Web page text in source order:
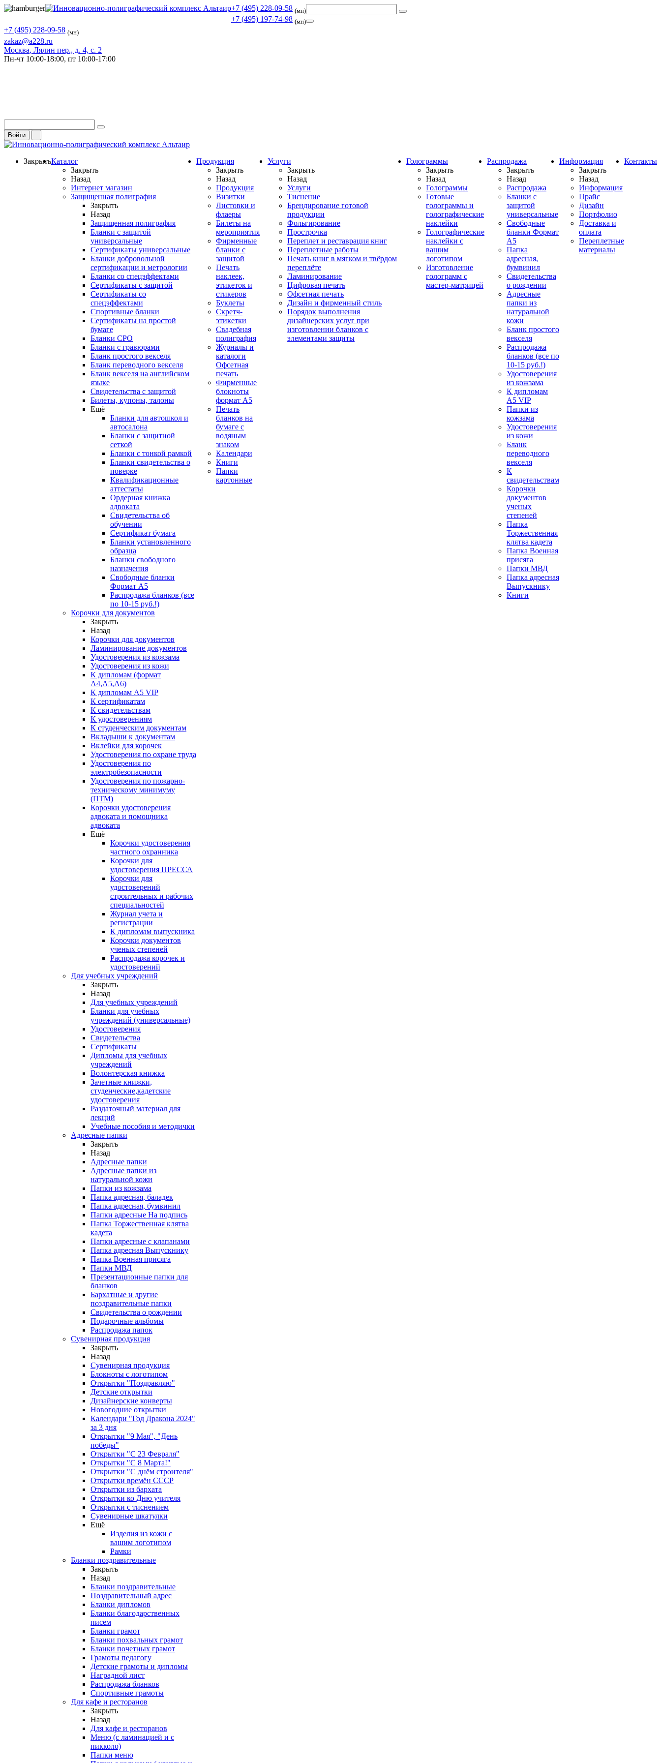
+7 (495) 228-09-58 (мн)
+7 (495) 197-74-98 (мн)
+7 (495) 228-09-58 (мн)
zakaz@a228.ru
Москва, Лялин пер., д. 4, с. 2
Пн-чт 10:00-18:00, пт 10:00-17:00
Войти
ЗакрытьКаталог
Закрыть
Назад
Интернет магазин
Защищенная полиграфия
Закрыть
Назад
Защищенная полиграфия
Бланки с защитой
универсальные
Сертификаты универсальные
Бланки добровольной
сертификации и метрологии
Бланки со спецэффектами
Сертификаты с защитой
Сертификаты со
спецэффектами
Спортивные бланки
Cертификаты на простой
бумаге
Бланки СРО
Бланки с гравюрами
Бланк простого векселя
Бланк переводного векселя
Бланк векселя на английском
языке
Свидетельства с защитой
Билеты, купоны, талоны
Ещё
Бланки для автошкол и
автосалона
Бланки с защитной
сеткой
Бланки с тонкой рамкой
Бланки свидетельства о
поверке
Квалификационные
аттестаты
Ордерная книжка
адвоката
Свидетельства об
обучении
Сертификат бумага
Бланки установленного
образца
Бланки свободного
назначения
Свободные бланки
Формат А5
Распродажа бланков (все
по 10-15 руб.!)
Корочки для документов
Закрыть
Назад
Корочки для документов
Ламинирование документов
Удостоверения из кожзама
Удостоверения из кожи
К дипломам (формат
А4,А5,А6)
К дипломам А5 VIP
К сертификатам
К свидетельствам
К удостоверениям
К студенческим документам
Вкладыши к документам
Вклейки для корочек
Удостоверения по охране труда
Удостоверения по
электробезопасности
Удостоверения по пожарно-
техническому минимуму
(ПТМ)
Корочки удостоверения
адвоката и помощника
адвоката
Ещё
Корочки удостоверения
частного охранника
Корочки для
удостоверения ПРЕССА
Корочки для
удостоверений
строительных и рабочих
специальностей
Журнал учета и
регистрации
К дипломам выпускника
Корочки документов
ученых степеней
Распродажа корочек и
удостоверений
Для учебных учреждений
Закрыть
Назад
Для учебных учреждений
Бланки для учебных
учреждений (универсальные)
Удостоверения
Свидетельства
Сертификаты
Дипломы для учебных
учреждений
Волонтерская книжка
Зачетные книжки,
студенческие,кадетские
удостоверения
Раздаточный материал для
лекций
Учебные пособия и методички
Адресные папки
Закрыть
Назад
Адресные папки
Адресные папки из
натуральной кожи
Папки из кожзама
Папка адресная, баладек
Папка адресная, бумвинил
Папки адресные На подпись
Папка Торжественная клятва
кадета
Папки адресные с клапанами
Папка адресная Выпускнику
Папка Военная присяга
Папки МВД
Презентационные папки для
бланков
Бархатные и другие
поздравительные папки
Свидетельства о рождении
Подарочные альбомы
Распродажа папок
Сувенирная продукция
Закрыть
Назад
Сувенирная продукция
Блокноты с логотипом
Открытки "Поздравляю"
Детские открытки
Дизайнерские конверты
Новогодние открытки
Календари "Год Дракона 2024"
за 3 дня
Открытки "9 Мая", "День
победы"
Открытки "С 23 Февраля"
Открытки "С 8 Марта!"
Открытки "С днём строителя"
Открытки времён СССР
Открытки из бархата
Открытки ко Дню учителя
Открытки с тиснением
Сувенирные шкатулки
Ещё
Изделия из кожи с
вашим логотипом
Рамки
Бланки поздравительные
Закрыть
Назад
Бланки поздравительные
Поздравительный адрес
Бланки дипломов
Бланки благодарственных
писем
Бланки грамот
Бланки похвальных грамот
Бланки почетных грамот
Грамоты педагогу
Детские грамоты и дипломы
Наградной лист
Распродажа бланков
Спортивные грамоты
Для кафе и ресторанов
Закрыть
Назад
Для кафе и ресторанов
Меню (с ламинацией и с
пикколо)
Папки меню
Продукция
Закрыть
Назад
Продукция
Визитки
Листовки и
флаеры
Билеты на
мероприятия
Фирменные
бланки с
защитой
Печать
наклеек,
этикеток и
стикеров
Буклеты
Скретч-
этикетки
Свадебная
полиграфия
Журналы и
каталоги
Офсетная
печать
Фирменные
блокноты
формат А5
Печать
бланков на
бумаге с
водяным
знаком
Календари
Книги
Папки
картонные
Услуги
Закрыть
Назад
Услуги
Тиснение
Брендирование готовой
продукции
Фольгирование
Прострочка
Переплет и реставрация книг
Переплетные работы
Печать книг в мягком и твёрдом
переплёте
Ламинирование
Цифровая печать
Офсетная печать
Дизайн и фирменный стиль
Порядок выполнения
дизайнерских услуг при
изготовлении бланков с
элементами защиты
Голограммы
Закрыть
Назад
Голограммы
Готовые
голограммы и
голографические
наклейки
Голографические
наклейки с
вашим
логотипом
Изготовление
голограмм с
мастер-матрицей
Распродажа
Закрыть
Назад
Распродажа
Бланки с
защитой
универсальные
Свободные
бланки Формат
А5
Папка
адресная,
бумвинил
Свидетельства
о рождении
Адресные
папки из
натуральной
кожи
Бланк простого
векселя
Распродажа
бланков (все по
10-15 руб.!)
Удостоверения
из кожзама
К дипломам
А5 VIP
Папки из
кожзама
Удостоверения
из кожи
Бланк
переводного
векселя
К
свидетельствам
Корочки
документов
ученых
степеней
Папка
Торжественная
клятва кадета
Папка Военная
присяга
Папки МВД
Папка адресная
Выпускнику
Книги
Информация
Закрыть
Назад
Информация
Прайс
Дизайн
Портфолио
Доставка и
оплата
Переплетные
материалы
Контакты